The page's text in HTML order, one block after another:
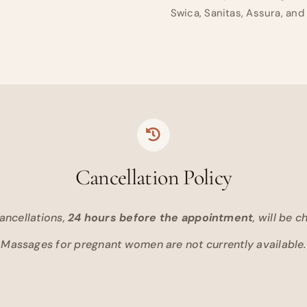
Swica, Sanitas, Assura,
Cancellation Policy
24 hours before the appointment, will be
Massages for pregnant women are not currently available.